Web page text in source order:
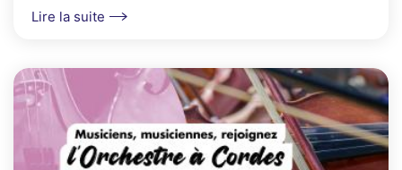
Lire la suite